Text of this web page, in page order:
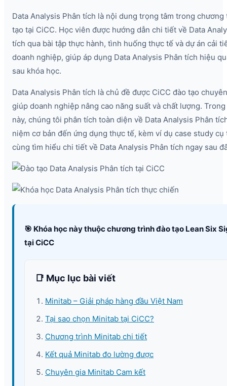
Data Analysis Phân tích là nội dung trọng tâm trong chương
tạo tại CiCC. Học viên được hướng dẫn chi tiết về Data
tích qua bài tập thực hành, tình huống thực tế và dự án cải
doanh nghiệp, giúp áp dụng Data Analysis Phân tích hiệu
sau khóa học.
Data Analysis Phân tích là chủ đề được CiCC đào tạo
giúp doanh nghiệp nâng cao năng suất và chất lượng.
này, chúng tôi phân tích toàn diện về Data Analysis Phân
niệm cơ bản đến ứng dụng thực tế, kèm ví dụ case study cụ
cùng tìm hiểu chi tiết về Data Analysis Phân tích ngay sau
🎯 Khóa học này thuộc chương trình đào tạo Lean Six
tại CiCC
📑 Mục lục bài viết
Minitab – Giải pháp hàng đầu Việt Nam
Tại sao chọn Minitab tại CiCC?
Chương trình Minitab chi tiết
Kết quả Minitab đo lường được
Chuyên gia Minitab Cam kết